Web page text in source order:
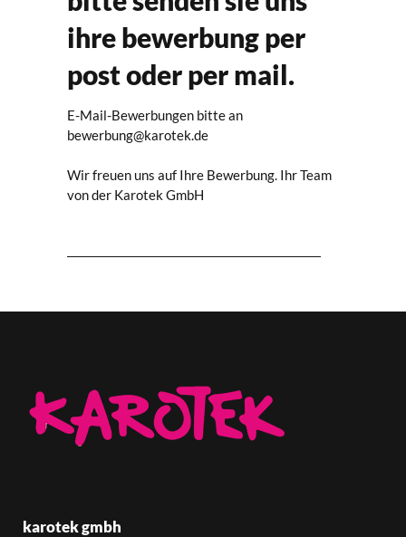
ihre bewerbung per
post oder per mail.
E-Mail-Bewerbungen bitte an
bewerbung@karotek.de
Wir freuen uns auf Ihre Bewerbung. Ihr Team
von der Karotek GmbH
karotek gmbh